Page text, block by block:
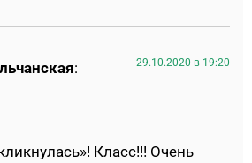
: 29.10.2020 в 19:20
Класс!!! Очень